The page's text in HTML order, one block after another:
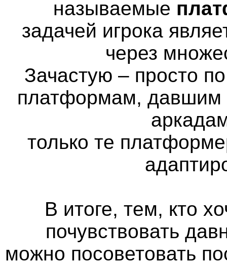
называемые
задачей игрока
через
Зачастую – просто
платформам, давшим
только те
В итоге, тем, кто
почувствовать
можно посоветовать